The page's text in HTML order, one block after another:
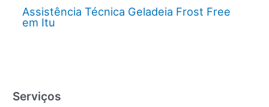
Assistência Técnica Geladeia Frost Free
em Itu
Serviços